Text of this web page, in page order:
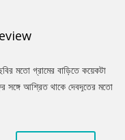
মতো গ্রামের বাড়িতে কয়েকটা
সঙ্গে আশ্রিত থাকে দেবদূতের মতো
এবং পরোপকারী শুভকে খুবই